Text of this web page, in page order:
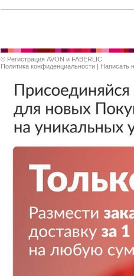
© Регистрация AVON и FABERLIC
Политика конфиденциальности | Написать